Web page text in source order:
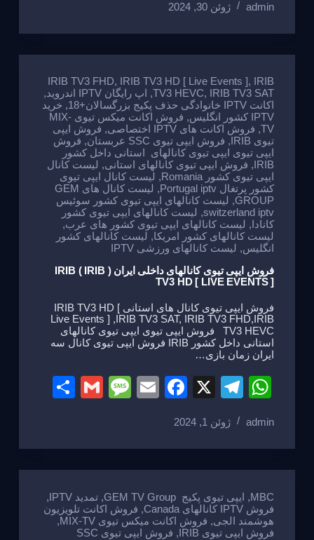
at
s
A
p
p
e
gr
a
m
e
b
o
o
k
a
g
e
e
admin ژوئن 30, 2024
IRIB TV3 FHD, IRIB TV3 HD [ Live Events ],
IRIB
TV3 HEVC, IRIB TV3 SAT
, اپ رایگان IPTV اندروید
,
اکانت IPTV خانوادگی حذف پکیج بزرگسالان+18
, خرید
IPTV کشور انگلیس
,
فروش اکانت میکس تیوی MIX-
TV
, فروش اکانت های IPTV اختصاصی , فروش ایپی
تیوی IRIB
, فروش ایپی تیوی SSC عربستان , فروش
ایپی تیوی ایپی تیوی کانالهای استانی داخل کشور
IRIB
, فروش ایپی تیوی کانالهای استانی, لیست کانال
ایپی تیوی کشور Romania
, لیست کانال ایپی تیوی
کشور پرتغال Portugal iptv
,
لیست کانال های GEM
GROUP
, لیست کانالهای ایپی تیوی کشور سوئیس
switzerland iptv
, لیست کانالهای ایپی تیوی کشور
کانادا , لیست کانالهای ایپی تیوی کشور های عرب,
لیست کانالهای کشور امریکا, لیست کانالهای کشور
انگلیس, لیست کانالهای ورزشی IPTV
فروش ایپی تیوی کانالهای داخلی ایران ( IRIB ) IRIB
TV3 HD [ LIVE EVENTS ]
فروش ایپی تیوی کانال های استانی IRIB TV3 HD [
Live Events ] ,IRIB TV3 SAT, IRIB TV3 FHD,IRIB
TV3 HEVC فروش ایپی تیوی ایپی تیوی کانالهای
استانی داخل کشور IRIB فروش ایپی تیوی کانال سه
ایران زمان بازی…
W
at
s
A
p
p
T
e
gr
a
m
X
F
e
b
o
o
E
M
a
g
e
G
e
admin ژوئن 1, 2024
MBC
, ایپی تیوی پکیج GEM TV Group , تمدید IPTV
,
فروش IPTV کانالهای Canada
, فروش اکانت تلویزیون
هوشمند الجی, فروش اکانت میکس تیوی MIX-TV
,
فروش ایپی تیوی IRIB
,
فروش ایپی تیوی SSC